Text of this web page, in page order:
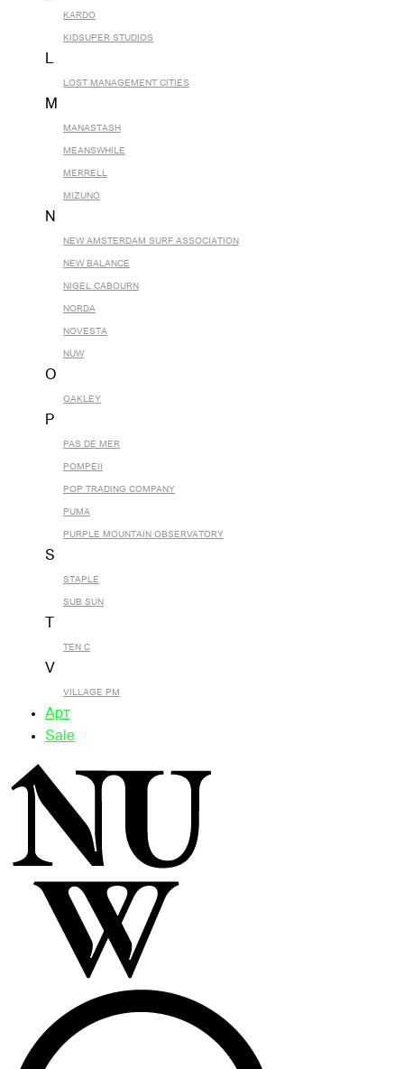
KARDO
KIDSUPER STUDIOS
L
LOST MANAGEMENT CITIES
M
MANASTASH
MEANSWHILE
MERRELL
MIZUNO
N
NEW AMSTERDAM SURF ASSOCIATION
NEW BALANCE
NIGEL CABOURN
NORDA
NOVESTA
NUW
O
OAKLEY
P
PAS DE MER
POMPEII
POP TRADING COMPANY
PUMA
PURPLE MOUNTAIN OBSERVATORY
S
STAPLE
SUB SUN
TEN C
V
VILLAGE PM
Арт
Sale